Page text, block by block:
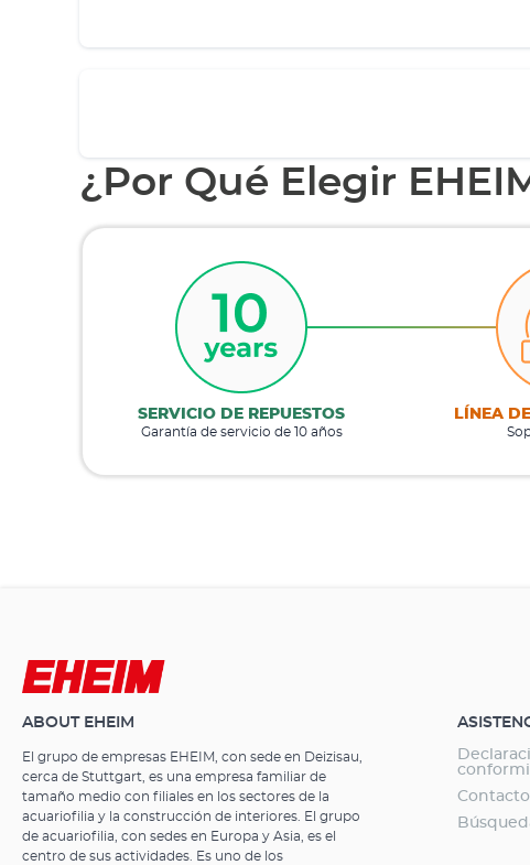
¿Por Qué Elegir
SERVICIO DE REPUESTOS
Garantía de servicio de 10 años
LÍNEA
ABOUT EHEIM
El grupo de empresas EHEIM, con sede en Deizisau,
cerca de Stuttgart, es una empresa familiar de
tamaño medio con filiales en los sectores de la
acuariofilia y la construcción de interiores. El grupo
de acuariofilia, con sedes en Europa y Asia, es el
centro de sus actividades. Es uno de los
Contacto